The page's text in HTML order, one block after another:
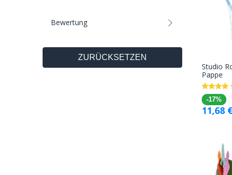
Bewertung
ZURÜCKSETZEN
Studio
Pappe
-17%
11,68